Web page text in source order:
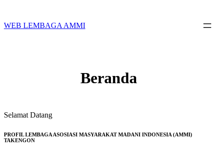
content
WEB LEMBAGA AMMI
Beranda
Selamat Datang
PROFIL LEMBAGA ASOSIASI MASYARAKAT MADANI INDONESIA (AMMI)
TAKENGON